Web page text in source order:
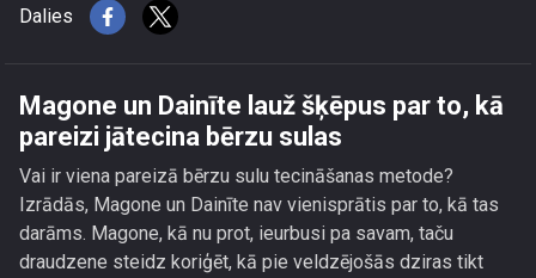
Dalies
Magone un Dainīte lauž šķēpus par to, kā
pareizi jātecina bērzu sulas
Vai ir viena pareizā bērzu sulu tecināšanas metode?
Izrādās, Magone un Dainīte nav vienisprātis par to, kā tas
darāms. Magone, kā nu prot, ieurbusi pa savam, taču
draudzene steidz koriģēt, kā pie veldzējošās dziras tikt